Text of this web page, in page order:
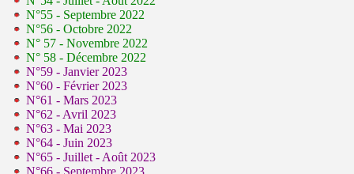
N°55 - Septembre 2022
N°56 - Octobre 2022
N° 57 - Novembre 2022
N° 58 - Décembre 2022
N°59 - Janvier 2023
N°60 - Février 2023
N°61 - Mars 2023
N°62 - Avril 2023
N°63 - Mai 2023
N°64 - Juin 2023
N°65 - Juillet - Août 2023
N°66 - Septembre 2023